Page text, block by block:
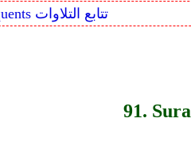
Reciters Sequents تتابع التلاوات